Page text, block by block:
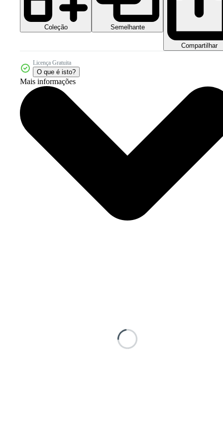
Coleção Semelhante
Compartilhar
Licença Gratuita
O que é isto?
Mais informações